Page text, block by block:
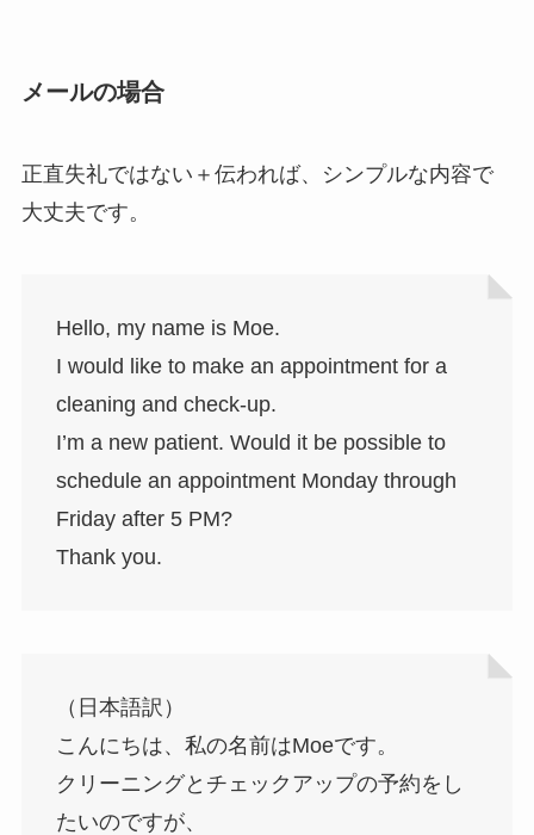
メールの場合
正直失礼ではない＋伝われば、シンプルな内容で
大丈夫です。
Hello, my name is Moe.
I would like to make an appointment for a
cleaning and check-up.
I’m a new patient. Would it be possible to
schedule an appointment Monday through
Friday after 5 PM?
Thank you.
（日本語訳）
こんにちは、私の名前はMoeです。
クリーニングとチェックアップの予約をし
たいのですが、